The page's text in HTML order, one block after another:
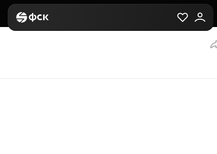
Студия, 23 м², за 4,5